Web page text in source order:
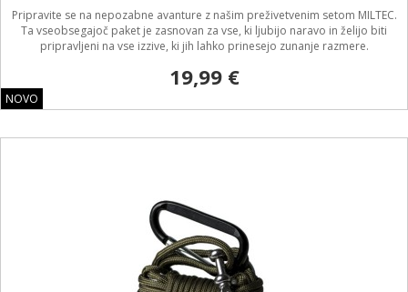
NOVO
Pripravite se na nepozabne avanture z našim preživetvenim setom MILTEC.
Ta vseobsegajoč paket je zasnovan za vse, ki ljubijo naravo in želijo biti
pripravljeni na vse izzive, ki jih lahko prinesejo zunanje razmere.
19,99 €